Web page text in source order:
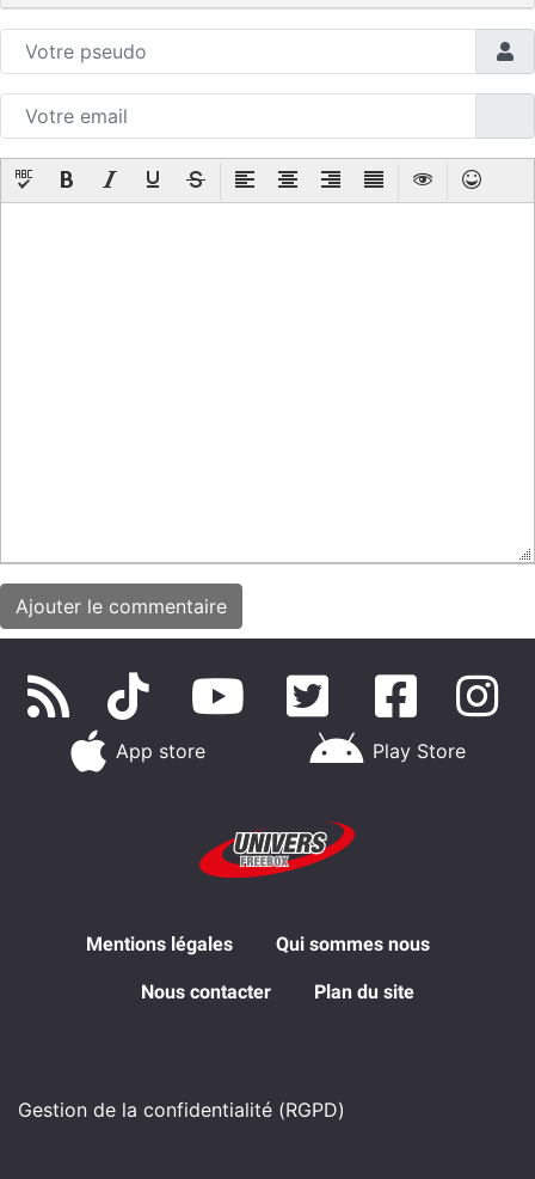
App store Play Store
Mentions légales Qui sommes nous
Nous contacter Plan du site
Gestion de la confidentialité (RGPD)